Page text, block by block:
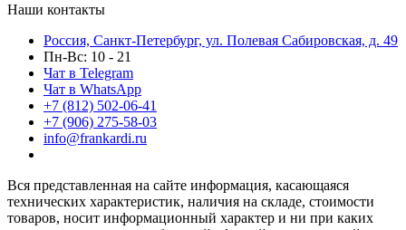
Наши контакты
Россия, Санкт-Петербург, ул. Полевая Сабировская, д. 49
Пн-Вс: 10 - 21
Чат в Telegram
Чат в WhatsApp
+7 (812) 502-06-41
+7 (906) 275-58-03
info@frankardi.ru
Вся представленная на сайте информация, касающаяся
технических характеристик, наличия на складе, стоимости
товаров, носит информационный характер и ни при каких